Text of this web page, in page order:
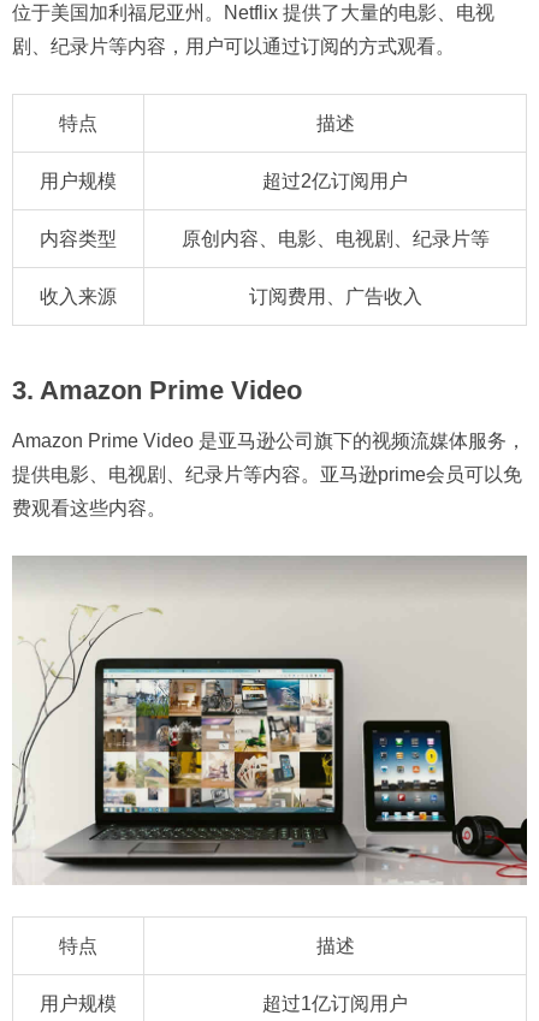
位于美国加利福尼亚州。Netflix 提供了大量的电影、电视
剧、纪录片等内容，用户可以通过订阅的方式观看。
特点 描述
用户规模 超过2亿订阅用户
内容类型 原创内容、电影、电视剧、纪录片等
收入来源 订阅费用、广告收入
3. Amazon Prime Video
Amazon Prime Video 是亚马逊公司旗下的视频流媒体服务，
提供电影、电视剧、纪录片等内容。亚马逊prime会员可以免
费观看这些内容。
特点 描述
用户规模 超过1亿订阅用户